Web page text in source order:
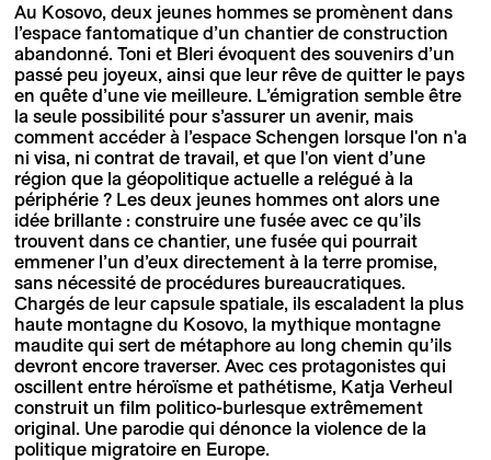
Au Kosovo, deux jeunes hommes se promènent dans
l’espace fantomatique d’un chantier de construction
abandonné. Toni et Bleri évoquent des souvenirs d’un
passé peu joyeux, ainsi que leur rêve de quitter le pays
en quête d’une vie meilleure. L’émigration semble être
la seule possibilité pour s’assurer un avenir, mais
comment accéder à l’espace Schengen lorsque l'on n'a
ni visa, ni contrat de travail, et que l'on vient d’une
région que la géopolitique actuelle a relégué à la
périphérie ? Les deux jeunes hommes ont alors une
idée brillante : construire une fusée avec ce qu’ils
trouvent dans ce chantier, une fusée qui pourrait
emmener l’un d’eux directement à la terre promise,
sans nécessité de procédures bureaucratiques.
Chargés de leur capsule spatiale, ils escaladent la plus
haute montagne du Kosovo, la mythique montagne
maudite qui sert de métaphore au long chemin qu’ils
devront encore traverser. Avec ces protagonistes qui
oscillent entre héroïsme et pathétisme, Katja Verheul
construit un film politico-burlesque extrêmement
original. Une parodie qui dénonce la violence de la
politique migratoire en Europe.